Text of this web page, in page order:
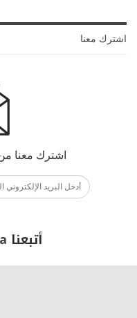
اشترك معنا
اشترك معنا
أتبعنا